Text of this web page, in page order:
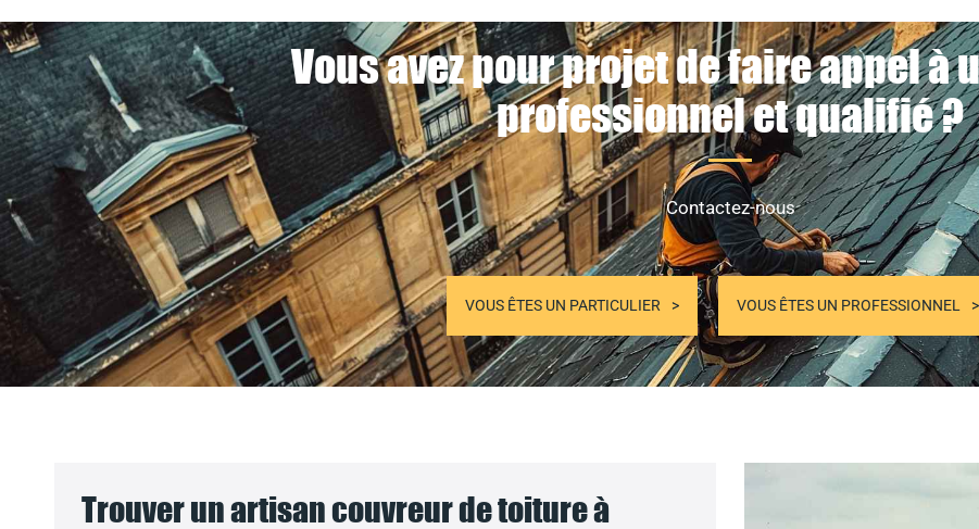
Vous avez pour projet de faire appel à
professionnel et qualifié ?
Contactez-nous
VOUS ÊTES UN PARTICULIER VOUS ÊTES UN PROFESSIONNEL
Trouver un artisan couvreur de toiture à